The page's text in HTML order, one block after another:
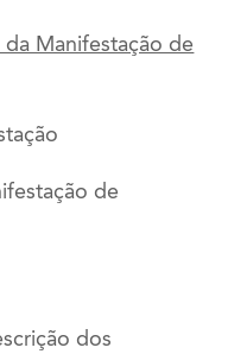
Manifestação de
de
dos